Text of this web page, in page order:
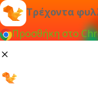
Τρέχοντα
Προσθήκη στο